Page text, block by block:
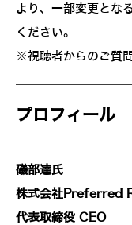
より、一部変更とな
ください。
※視聴者からのご質
プロフィール
礒部達氏
株式会社Preferred
代表取締役 CEO